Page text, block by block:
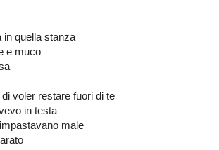
in quella stanza
e muco
voler restare fuori di te
in testa
male